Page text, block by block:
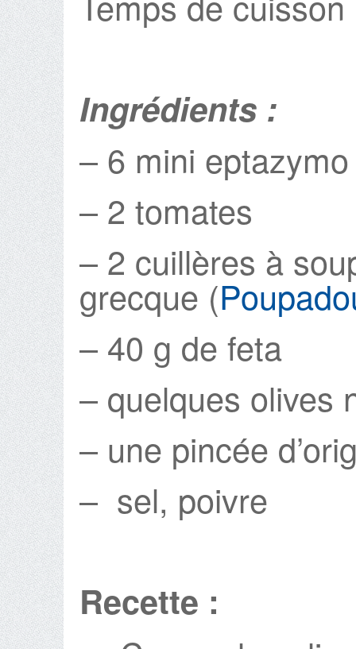
Ingrédients :
– 6 mini
– 2 tomates
– 2 cuillères à
grecque (
– 40 g de feta
– quelques olives
– une pincée
– sel, poivre
Recette :